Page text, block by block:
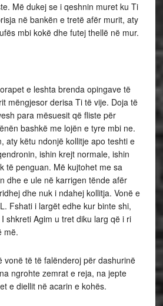
Më dukej se i qeshnin muret ku Ti
në bankën e tretë afër murit, aty
mbi kokë dhe futej thellë në mur.
e leshta brenda opingave të
mëngjesor derisa Ti të vije. Doja të
para mësuesit që fliste për
bashkë me lojën e tyre mbi ne.
aty këtu ndonjë kollitje apo teshti e
ishin krejt normale, ishin
të penguan. Më kujtohet me sa
dhe e ule në karrigen tënde afër
dhe nuk i ndahej kollitja. Vonë e
Fshati i largët edhe kur binte shi,
shkreti Agim u tret diku larg që i ri
më.
të të falënderoj për dashurinë
ngrohte zemrat e reja, na jepte
e diellit në acarin e kohës.